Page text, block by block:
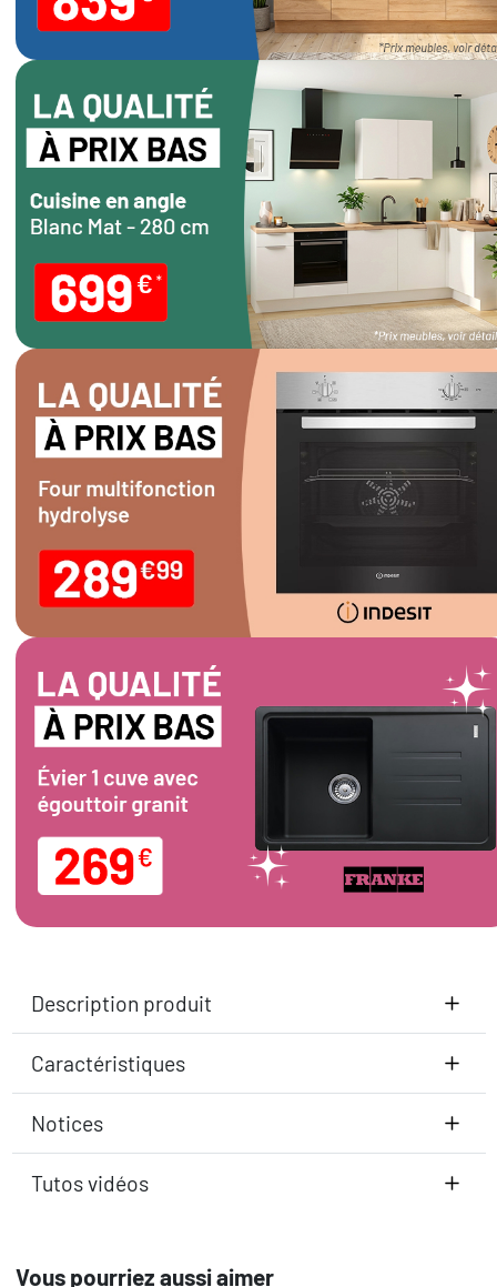
Description produit
Caractéristiques
Notices
Tutos vidéos
Vous pourriez aussi aimer